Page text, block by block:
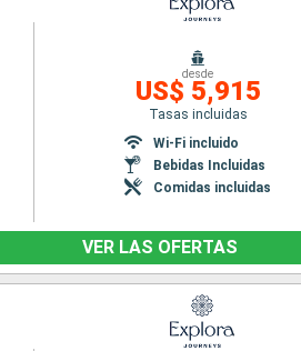
desde
US$ 5,915
Tasas incluidas
Wi-Fi incluido
Bebidas Incluidas
Comidas incluidas
VER LAS OFERTAS